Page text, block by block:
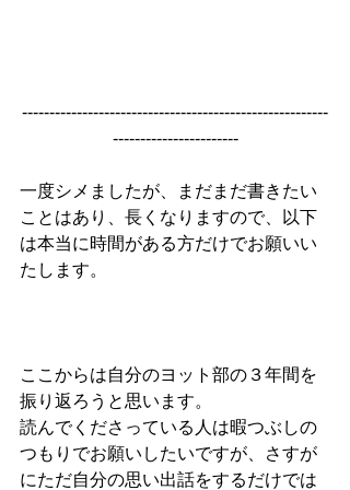
--------------------------------------------------------
-----------------------
一度シメましたが、まだまだ書きたい
ことはあり、長くなりますので、以下
は本当に時間がある方だけでお願いい
たします。
ここからは自分のヨット部の３年間を
振り返ろうと思います。
読んでくださっている人は暇つぶしの
つもりでお願いしたいですが、さすが
にただ自分の思い出話をするだけでは